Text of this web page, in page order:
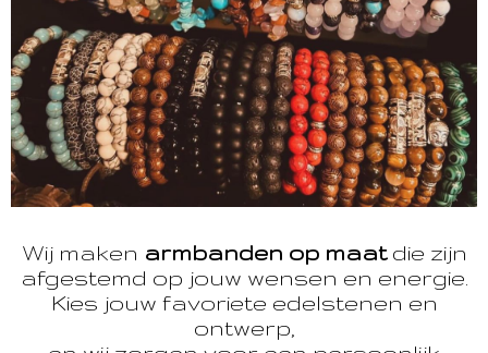
Wij maken armbanden op maatdie zijn
afgestemd op jouw wensen en energie.
Kies jouw favoriete edelstenen en
ontwerp,